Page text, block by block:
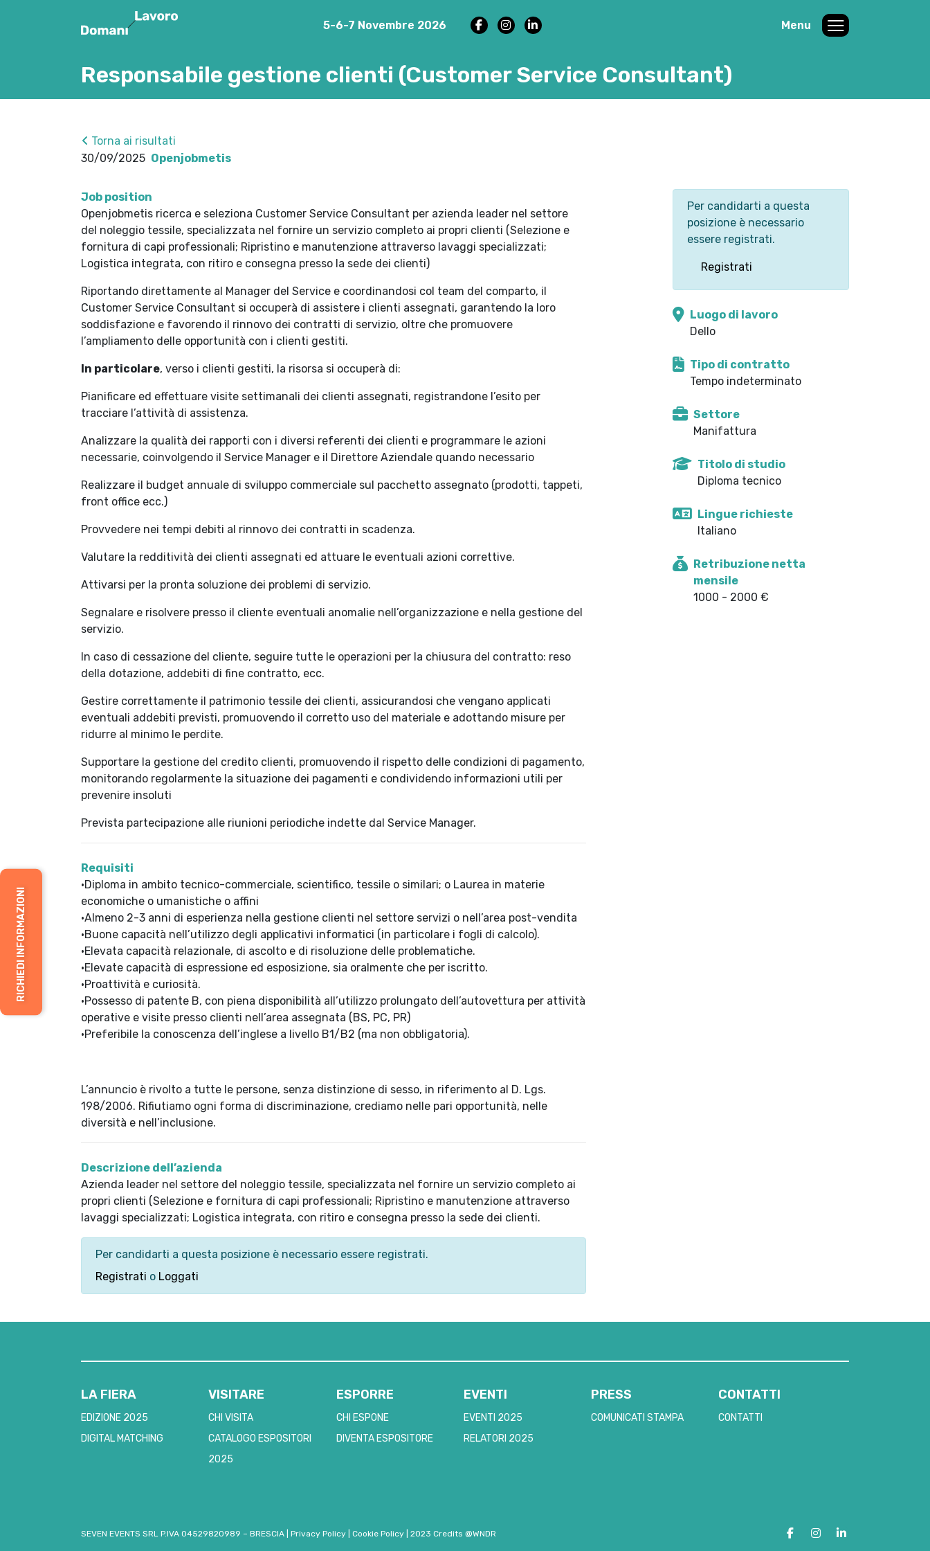
5-6-7 Novembre 2026 Menu
RICHIEDI INFORMAZIONI
Responsabile gestione clienti (Customer Service Consultant)
Torna ai risultati
30/09/2025 Openjobmetis
Job position
Openjobmetis ricerca e seleziona Customer Service Consultant per azienda leader nel settore
del noleggio tessile, specializzata nel fornire un servizio completo ai propri clienti (Selezione e
fornitura di capi professionali; Ripristino e manutenzione attraverso lavaggi specializzati;
Logistica integrata, con ritiro e consegna presso la sede dei clienti)
Riportando direttamente al Manager del Service e coordinandosi col team del comparto, il
Customer Service Consultant si occuperà di assistere i clienti assegnati, garantendo la loro
soddisfazione e favorendo il rinnovo dei contratti di servizio, oltre che promuovere
l’ampliamento delle opportunità con i clienti gestiti.
In particolare, verso i clienti gestiti, la risorsa si occuperà di:
Pianificare ed effettuare visite settimanali dei clienti assegnati, registrandone l’esito per
tracciare l’attività di assistenza.
Analizzare la qualità dei rapporti con i diversi referenti dei clienti e programmare le azioni
necessarie, coinvolgendo il Service Manager e il Direttore Aziendale quando necessario
Realizzare il budget annuale di sviluppo commerciale sul pacchetto assegnato (prodotti, tappeti,
front office ecc.)
Provvedere nei tempi debiti al rinnovo dei contratti in scadenza.
Valutare la redditività dei clienti assegnati ed attuare le eventuali azioni correttive.
Attivarsi per la pronta soluzione dei problemi di servizio.
Segnalare e risolvere presso il cliente eventuali anomalie nell’organizzazione e nella gestione del
servizio.
In caso di cessazione del cliente, seguire tutte le operazioni per la chiusura del contratto: reso
della dotazione, addebiti di fine contratto, ecc.
Gestire correttamente il patrimonio tessile dei clienti, assicurandosi che vengano applicati
eventuali addebiti previsti, promuovendo il corretto uso del materiale e adottando misure per
ridurre al minimo le perdite.
Supportare la gestione del credito clienti, promuovendo il rispetto delle condizioni di pagamento,
monitorando regolarmente la situazione dei pagamenti e condividendo informazioni utili per
prevenire insoluti
Prevista partecipazione alle riunioni periodiche indette dal Service Manager.
Requisiti
·Diploma in ambito tecnico-commerciale, scientifico, tessile o similari; o Laurea in materie
economiche o umanistiche o affini
·Almeno 2-3 anni di esperienza nella gestione clienti nel settore servizi o nell’area post-vendita
·Buone capacità nell’utilizzo degli applicativi informatici (in particolare i fogli di calcolo).
·Elevata capacità relazionale, di ascolto e di risoluzione delle problematiche.
·Elevate capacità di espressione ed esposizione, sia oralmente che per iscritto.
·Proattività e curiosità.
·Possesso di patente B, con piena disponibilità all’utilizzo prolungato dell’autovettura per attività
operative e visite presso clienti nell’area assegnata (BS, PC, PR)
·Preferibile la conoscenza dell’inglese a livello B1/B2 (ma non obbligatoria).
L’annuncio è rivolto a tutte le persone, senza distinzione di sesso, in riferimento al D. Lgs.
198/2006. Rifiutiamo ogni forma di discriminazione, crediamo nelle pari opportunità, nelle
diversità e nell’inclusione.
Descrizione dell’azienda
Azienda leader nel settore del noleggio tessile, specializzata nel fornire un servizio completo ai
propri clienti (Selezione e fornitura di capi professionali; Ripristino e manutenzione attraverso
lavaggi specializzati; Logistica integrata, con ritiro e consegna presso la sede dei clienti.
Per candidarti a questa posizione è necessario essere registrati.
Registrati o Loggati
Per candidarti a questa
posizione è necessario
essere registrati.
Registrati
Luogo di lavoro
Dello
Tipo di contratto
Tempo indeterminato
Settore
Manifattura
Titolo di studio
Diploma tecnico
Lingue richieste
Italiano
Retribuzione netta
mensile
1000 - 2000 €
LA FIERA
EDIZIONE 2025
DIGITAL MATCHING
VISITARE
CHI VISITA
CATALOGO ESPOSITORI
2025
ESPORRE
CHI ESPONE
DIVENTA ESPOSITORE
EVENTI
EVENTI 2025
RELATORI 2025
PRESS
COMUNICATI STAMPA
CONTATTI
CONTATTI
SEVEN EVENTS SRL P.IVA 04529820989 – BRESCIA Privacy Policy Cookie Policy 2023 Credits @WNDR